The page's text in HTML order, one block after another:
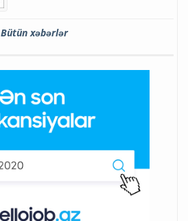
Bütün xəbərlər